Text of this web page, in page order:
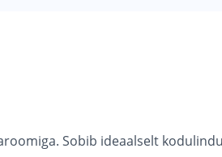
Sobib ideaalselt